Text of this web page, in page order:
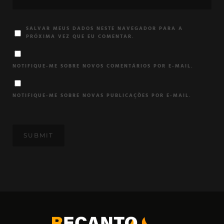
SALVAR MEUS DADOS NESTE NAVEGADOR PARA A
PRÓXIMA VEZ QUE EU COMENTAR.
NOTIFIQUE-ME SOBRE NOVOS COMENTÁRIOS POR E-MAIL.
NOTIFIQUE-ME SOBRE NOVAS PUBLICAÇÕES POR E-MAIL.